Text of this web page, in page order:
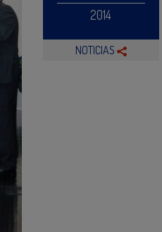
2014
NOTICIAS